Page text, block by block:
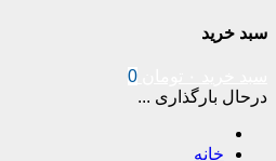
سبد خرید
0
درحال بارگذاری ...
خانه